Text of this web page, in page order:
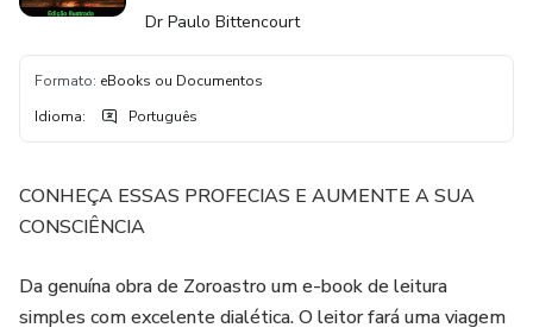
Dr Paulo Bittencourt
Formato: eBooks ou Documentos
Idioma: Português
CONHEÇA ESSAS PROFECIAS E AUMENTE A SUA
CONSCIÊNCIA
Da genuína obra de Zoroastro um e-book de leitura
simples com excelente dialética. O leitor fará uma viagem